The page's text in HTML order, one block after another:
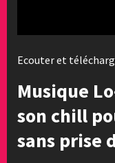
Ecouter et
Musique
son chill
sans prise